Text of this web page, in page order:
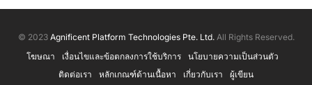
© 2023 Agnificent Platform Technologies Pte. Ltd. All Rights Reserved.
โฆษณา เงื่อนไขและข้อตกลงการใช้บริการ
นโยบายความเป็นส่วนตัว
ติดต่อเรา
หลักเกณฑ์ด้านเนื้อหา เกี่ยวกับเรา ผู้เขียน